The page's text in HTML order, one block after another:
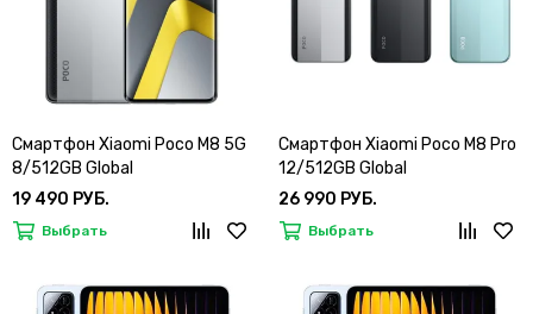
Смартфон Xiaomi Poco M8 5G
8/512GB Global
19 490 РУБ.
Выбрать
Смартфон Xiaomi Poco M8 Pro
12/512GB Global
26 990 РУБ.
Выбрать